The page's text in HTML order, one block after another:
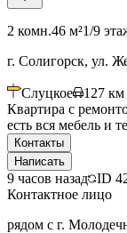
2 комн.46 м²1/9
г. Солигорск, ул.
Слуцкое 127
Квартира с
есть вся мебель и
Контакты
Написать
9 часов назад ID
Контактное лицо
рядом с г.